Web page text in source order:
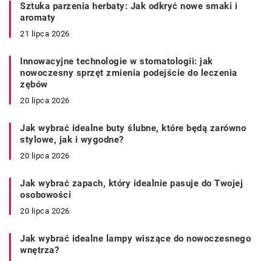
Sztuka parzenia herbaty: Jak odkryć nowe smaki i
aromaty
21 lipca 2026
Innowacyjne technologie w stomatologii: jak
nowoczesny sprzęt zmienia podejście do leczenia
zębów
20 lipca 2026
Jak wybrać idealne buty ślubne, które będą zarówno
stylowe, jak i wygodne?
20 lipca 2026
Jak wybrać zapach, który idealnie pasuje do Twojej
osobowości
20 lipca 2026
Jak wybrać idealne lampy wiszące do nowoczesnego
wnętrza?